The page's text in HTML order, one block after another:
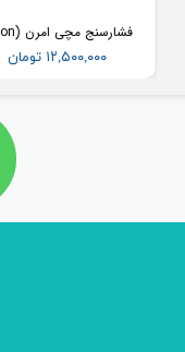
۱۲,۵۰۰,۰۰۰ تومان